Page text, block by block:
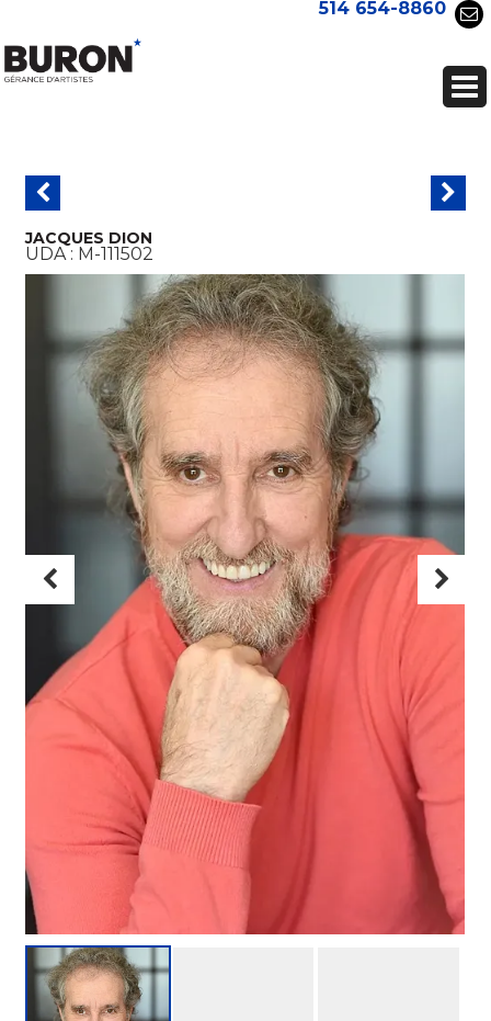
514 654-8860
JACQUES DION
UDA : M-111502